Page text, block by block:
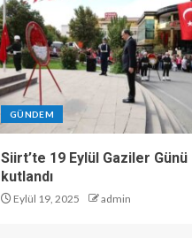
GÜNDEM
Siirt’te 19 Eylül Gaziler Günü
kutlandı
Eylül 19, 2025 admin